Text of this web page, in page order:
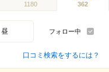
1180 362
昼 フォロー中
口コミ検索をするには？